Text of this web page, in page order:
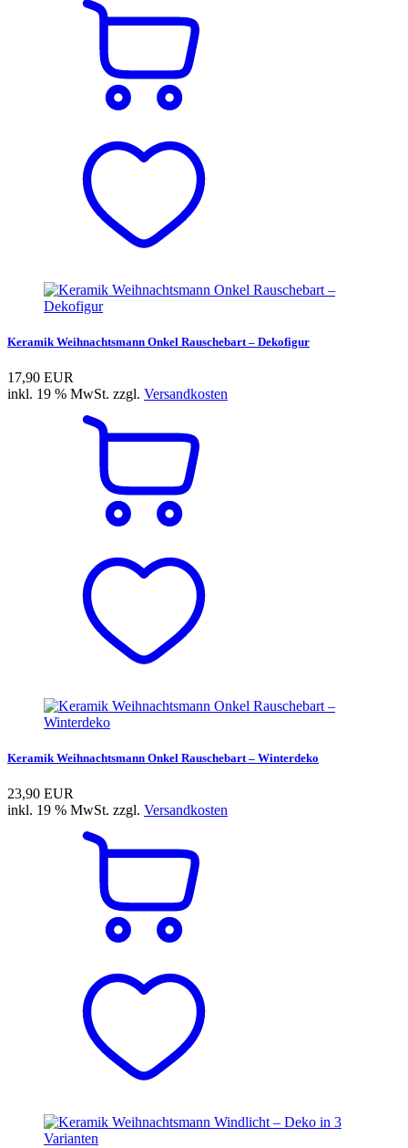
Keramik Weihnachtsmann Onkel Rauschebart – Dekofigur
17,90 EUR
inkl. 19 % MwSt. zzgl. Versandkosten
Keramik Weihnachtsmann Onkel Rauschebart – Winterdeko
23,90 EUR
inkl. 19 % MwSt. zzgl. Versandkosten